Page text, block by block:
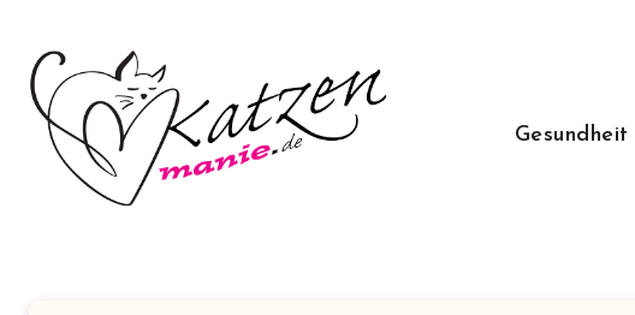
Inhalt
springen
Gesundheit